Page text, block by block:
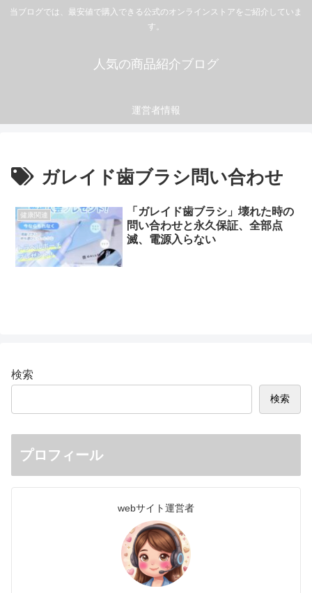
当ブログでは、最安値で購入できる公式のオンラインストアをご紹介していま
す。
人気の商品紹介ブログ
運営者情報
ガレイド歯ブラシ問い合わせ
健康関連
「ガレイド歯ブラシ」壊れた時の
問い合わせと永久保証、全部点
滅、電源入らない
検索
検索
プロフィール
webサイト運営者